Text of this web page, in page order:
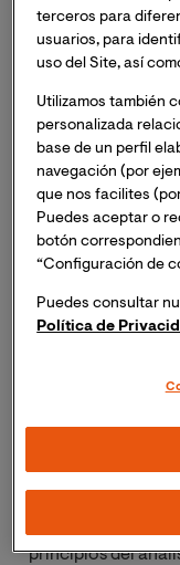
lugar la
Psicoterapia
necesaria.
enlace para
A lo largo de esta
nuestraMaestría
Psicológicas de
Psicoterapia
Tsai, 1991; Tsai et
clínicos
terapeutas
clínica, siendo
La Psicoterapia
principios del
terceros para
usuarios, para
uso del Site, así
Utilizamos también
personalizada
base de un perfil
navegación (por
que nos facilites
Puedes aceptar o
botón
“Configuración de
Puedes consultar
Política de